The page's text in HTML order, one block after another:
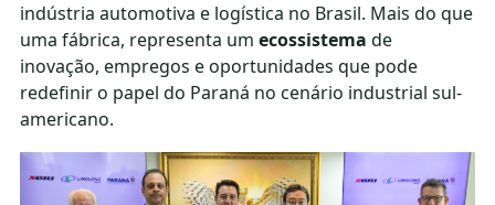
indústria automotiva e logística no Brasil. Mais do que
uma fábrica, representa um ecossistema de
inovação, empregos e oportunidades que pode
redefinir o papel do Paraná no cenário industrial sul-
americano.